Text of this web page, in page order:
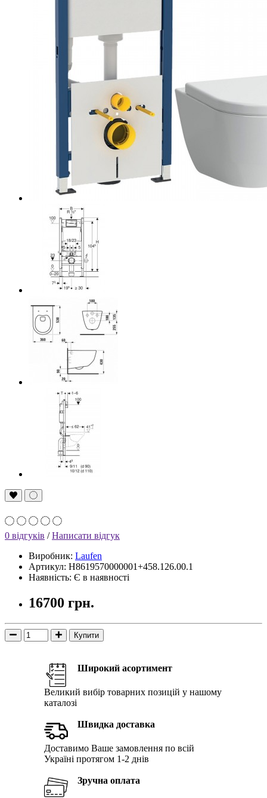
0 відгуків /Написати відгук
Виробник: Laufen
Артикул: H8619570000001+458.126.00.1
Наявність: Є в наявності
16700 грн.
Купити
Широкий асортимент
Великий вибір товарних позицій у нашому
каталозі
Швидка доставка
Доставимо Ваше замовлення по всій
Україні протягом 1-2 днів
Зручна оплата